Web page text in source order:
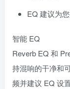
EQ 建议为
智能 EQ
Reverb EQ 和
持混响的干净和
频并建议 EQ 设